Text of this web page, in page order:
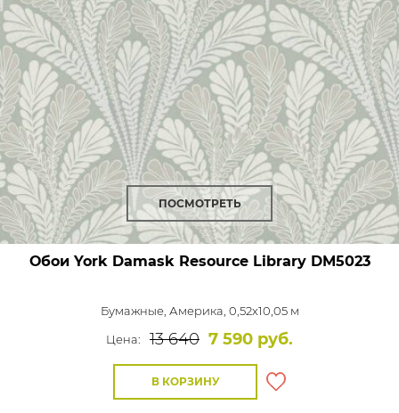
ПОСМОТРЕТЬ
Обои York Damask Resource LibraryDM5023
Бумажные, Америка, 0,52x10,05 м
Цена:
13 640 7 590 руб.
В КОРЗИНУ